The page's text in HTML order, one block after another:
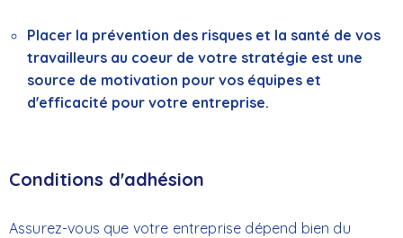
Placer la prévention des risques et la santé de vos
travailleurs au coeur de votre stratégie est une
source de motivation pour vos équipes et
d'efficacité pour votre entreprise.
Conditions d'adhésion
Assurez-vous que votre entreprise dépend bien du